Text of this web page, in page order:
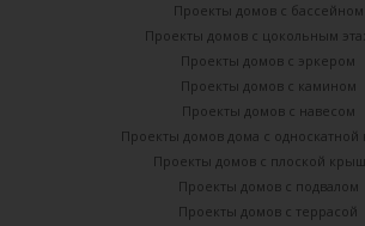
Проекты домов с бассейном
Проекты домов с цокольным
Проекты домов с эркером
Проекты домов с камином
Проекты домов с навесом
Проекты домов дома с
Проекты домов с плоской
Проекты домов с подвалом
Проекты домов с террасой